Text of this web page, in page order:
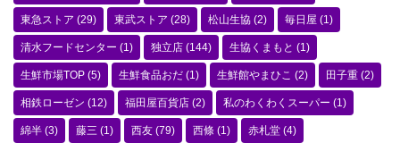
東急ストア (29) 東武ストア (28) 松山生協 (2) 毎日屋 (1)
清水フードセンター (1) 独立店 (144) 生協くまもと (1)
生鮮市場TOP (5) 生鮮食品おだ (1) 生鮮館やまひこ (2) 田子重 (2)
相鉄ローゼン (12) 福田屋百貨店 (2) 私のわくわくスーパー (1)
綿半 (3) 藤三 (1) 西友 (79) 西條 (1) 赤札堂 (4)